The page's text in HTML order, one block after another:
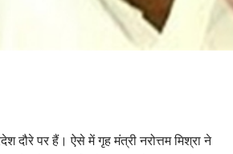
दौरे पर हैं। ऐसे में गृह मंत्री नरोत्तम मिश्रा ने